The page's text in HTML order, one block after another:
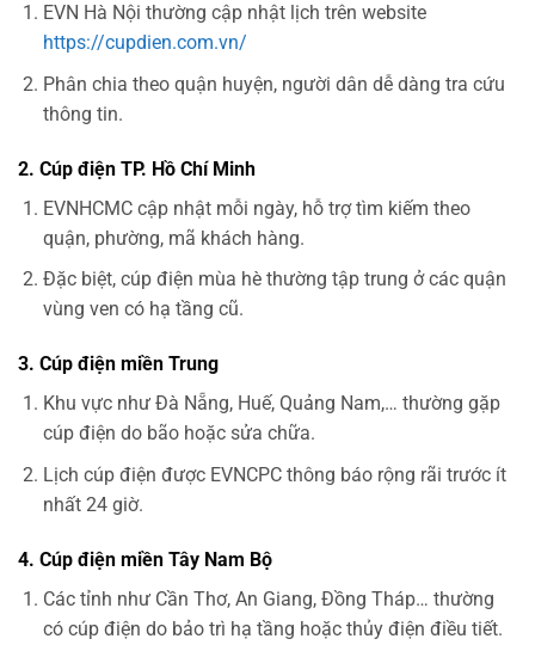
EVN Hà Nội thường cập nhật lịch trên website
https://cupdien.com.vn/
Phân chia theo quận huyện, người dân dễ dàng tra cứu
thông tin.
2. Cúp điện TP. Hồ Chí Minh
EVNHCMC cập nhật mỗi ngày, hỗ trợ tìm kiếm theo
quận, phường, mã khách hàng.
Đặc biệt, cúp điện mùa hè thường tập trung ở các quận
vùng ven có hạ tầng cũ.
3. Cúp điện miền Trung
Khu vực như Đà Nẵng, Huế, Quảng Nam,… thường gặp
cúp điện do bão hoặc sửa chữa.
Lịch cúp điện được EVNCPC thông báo rộng rãi trước ít
nhất 24 giờ.
4. Cúp điện miền Tây Nam Bộ
Các tỉnh như Cần Thơ, An Giang, Đồng Tháp… thường
có cúp điện do bảo trì hạ tầng hoặc thủy điện điều tiết.